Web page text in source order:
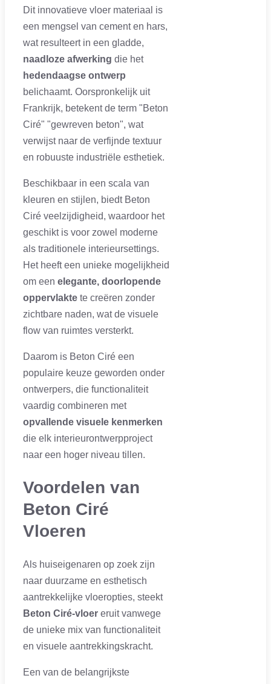
Dit innovatieve vloer materiaal is
een mengsel van cement en hars,
wat resulteert in een gladde,
naadloze afwerking die het
hedendaagse ontwerp
belichaamt. Oorspronkelijk uit
Frankrijk, betekent de term "Beton
Ciré" "gewreven beton", wat
verwijst naar de verfijnde textuur
en robuuste industriële esthetiek.
Beschikbaar in een scala van
kleuren en stijlen, biedt Beton
Ciré veelzijdigheid, waardoor het
geschikt is voor zowel moderne
als traditionele interieursettings.
Het heeft een unieke mogelijkheid
om een elegante, doorlopende
oppervlakte te creëren zonder
zichtbare naden, wat de visuele
flow van ruimtes versterkt.
Daarom is Beton Ciré een
populaire keuze geworden onder
ontwerpers, die functionaliteit
vaardig combineren met
opvallende visuele kenmerken
die elk interieurontwerpproject
naar een hoger niveau tillen.
Voordelen van
Beton Ciré
Vloeren
Als huiseigenaren op zoek zijn
naar duurzame en esthetisch
aantrekkelijke vloeropties, steekt
Beton Ciré-vloer eruit vanwege
de unieke mix van functionaliteit
en visuele aantrekkingskracht.
Een van de belangrijkste